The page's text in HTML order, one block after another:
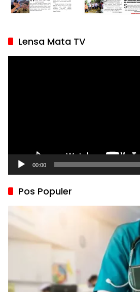
Lensa Mata TV
00:00
Pos Populer